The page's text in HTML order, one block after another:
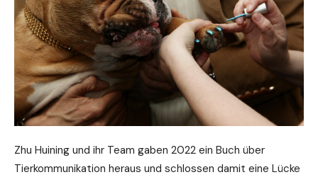
Zhu Huining und ihr Team gaben 2022 ein Buch über
Tierkommunikation heraus und schlossen damit eine Lücke